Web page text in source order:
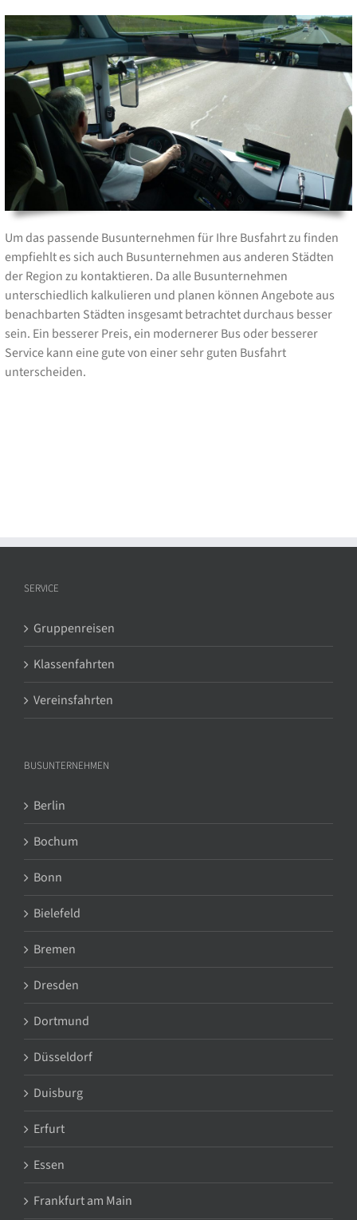
Um das passende Busunternehmen für Ihre Busfahrt zu finden
empfiehlt es sich auch Busunternehmen aus anderen Städten
der Region zu kontaktieren. Da alle Busunternehmen
unterschiedlich kalkulieren und planen können Angebote aus
benachbarten Städten insgesamt betrachtet durchaus besser
sein. Ein besserer Preis, ein modernerer Bus oder besserer
Service kann eine gute von einer sehr guten Busfahrt
unterscheiden.
SERVICE
Gruppenreisen
Klassenfahrten
Vereinsfahrten
BUSUNTERNEHMEN
Berlin
Bochum
Bonn
Bielefeld
Bremen
Dresden
Dortmund
Düsseldorf
Duisburg
Erfurt
Essen
Frankfurt am Main